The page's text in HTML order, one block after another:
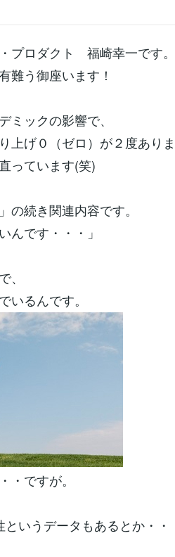
プロダクト 福崎幸一です。
難う御座います！
ックの影響で、
上げ０（ゼロ）が２度あり
っています(笑)
続き関連内容です。
んです・・・」
いるんです。
・ですが。
いうデータもあるとか・・